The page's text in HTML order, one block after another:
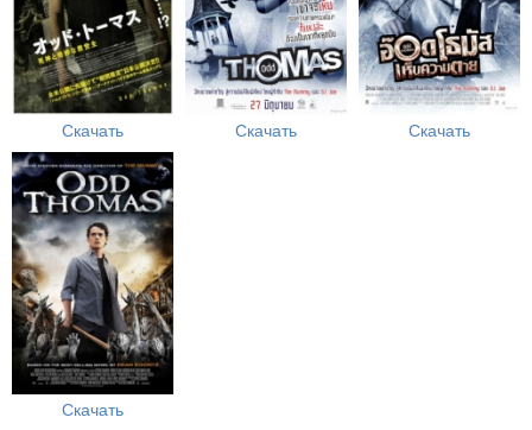
Скачать Скачать Скачать
Скачать